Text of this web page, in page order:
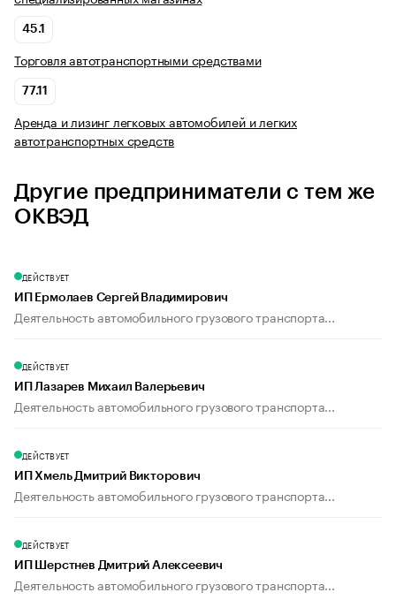
45.1
Торговля автотранспортными средствами
77.11
Аренда и лизинг легковых автомобилей и легких
автотранспортных средств
Другие предприниматели с тем же
ОКВЭД
ДЕЙСТВУЕТ
ИП Ермолаев Сергей Владимирович
Деятельность автомобильного грузового транспорта...
ДЕЙСТВУЕТ
ИП Лазарев Михаил Валерьевич
Деятельность автомобильного грузового транспорта...
ДЕЙСТВУЕТ
ИП Хмель Дмитрий Викторович
Деятельность автомобильного грузового транспорта...
ДЕЙСТВУЕТ
ИП Шерстнев Дмитрий Алексеевич
Деятельность автомобильного грузового транспорта...